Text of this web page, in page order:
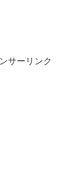
サーリンク